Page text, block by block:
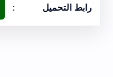
رابط التحميل :